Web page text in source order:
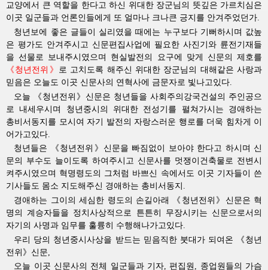
교양에서 큰 역할을 한다고 하신 위대한 장군님의
뜻깊은 가르치심은
이곳 일군들과 언론인들에게 또 얼마나 크나큰 긍지를 안겨주었던가.
청년보에 좋은 글들이 실리였을 때에는 누구보다 기뻐하시며 값높
은 평가도 안겨주시고 신문편집사업에 필요한 사진기와 륜전기재들
을 선물로 보내주시였으며 현실발전의 요구에 맞게 신문의 제호를
《청년전위》 로 고치도록 해주신 위대한 장군님의
대해같은 사랑과
믿음은 오늘도 이곳 신문사의 연혁사에 금문자로 빛나고있다.
오늘 《청년전위》신문은 청년들을 사회주의강국건설의 주인공으
로 내세우시며 청년중시의 위대한 전성기를 펼쳐가시는 경애하는
총비서동지를 모시여 자기 발전의 자랑스러운 행로를 더욱 힘차게 이
어가고있다.
청년들은 《청년전위》신문을 빠짐없이 보아야 한다고 하시며 신
문의 부수도 늘이도록 하여주시고 신문사를 멋쟁이건축물로 전변시
켜주시였으며 혁명령도의 그처럼 바쁘신 속에서도 이곳 기자들이 쓴
기사들도 몸소 지도해주신 경애하는 총비서동지 .
경애하는 그이의 세심한 령도의 손길아래 《청년전위》신문은 혁
명의 계승자들을 정치사상적으로 튼튼히 무장시키는 신문으로서의
자기의 사명과 임무를 훌륭히 수행해나가고있다.
우리 당의 청년중시사상을 받드는 믿음직한 붓대가 되여온 《청년
전위》신문,
오늘 이곳 신문사의 전체 일군들과 기자, 편집원, 종업원들의 가슴